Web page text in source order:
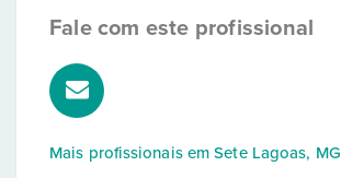
Fale com este profissional
Mais profissionais emSete Lagoas, MG